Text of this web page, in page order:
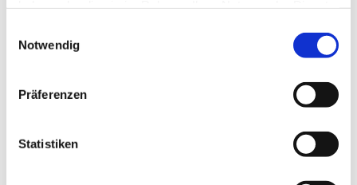
Notwendig
Präferenzen
Statistiken